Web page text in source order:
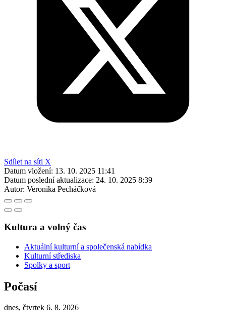
Sdílet na síti X
Datum vložení: 13. 10. 2025 11:41
Datum poslední aktualizace: 24. 10. 2025 8:39
Autor: Veronika Pecháčková
Kultura a volný čas
Aktuální kulturní a společenská nabídka
Kulturní střediska
Spolky a sport
Počasí
dnes, čtvrtek 6. 8. 2026